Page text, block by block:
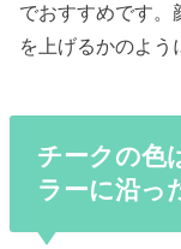
でおすすめです。
を上げるかのよう
チークの色
ラーに沿っ